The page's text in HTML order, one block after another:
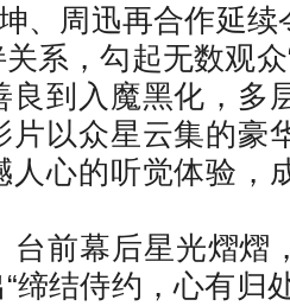
、周迅再合作延
系，勾起无数观
良到入魔黑化，多
片以众星云集的豪
人心的听觉体验，
台前幕后星光熠熠
“缔结侍约，心有归